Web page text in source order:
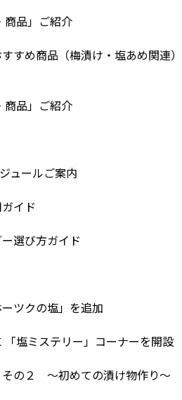
商品」ご紹介
すめ商品（梅漬け・塩あめ関連）
商品」ご紹介
ュールご案内
イド
選び方ガイド
ツクの塩」を追加
「塩ミステリー」コーナーを開設
その２ ～初めての漬け物作り～